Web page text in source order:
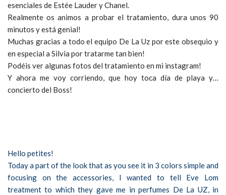
esenciales de Estée Lauder y Chanel.
Realmente os animos a probar el tratamiento, dura unos 90
minutos y está genial!
Muchas gracias a todo el equipo De La Uz por este obsequio y
en especial a Silvia por tratarme tan bien!
Podéis ver algunas fotos del tratamiento en mi instagram!
Y ahora me voy corriendo, que hoy toca día de playa y…
concierto del Boss!
Hello petites!
Today a part of the look that as you see it in 3 colors simple and
focusing on the accessories, I wanted to tell Eve Lom
treatment to which they gave me in perfumes De La UZ, in